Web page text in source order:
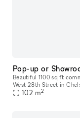
Pop-up or
Beautiful 1100 sq ft
West 28th Street in
pop-up gallery, event
102 m2